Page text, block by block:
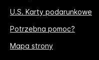
U.S. Karty podarunkowe
Potrzebna pomoc?
Mapa strony